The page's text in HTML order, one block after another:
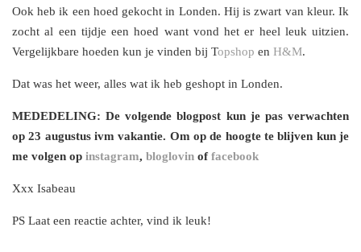
Ook heb ik een hoed gekocht in Londen. Hij is zwart van kleur. Ik
zocht al een tijdje een hoed want vond het er heel leuk uitzien.
Vergelijkbare hoeden kun je vinden bij Topshop en H&M.
Dat was het weer, alles wat ik heb geshopt in Londen.
MEDEDELING: De volgende blogpost kun je pas verwachten
op 23 augustus ivm vakantie. Om op de hoogte te blijven kun je
me volgen op instagram, bloglovin offacebook
Xxx Isabeau
PS Laat een reactie achter, vind ik leuk!